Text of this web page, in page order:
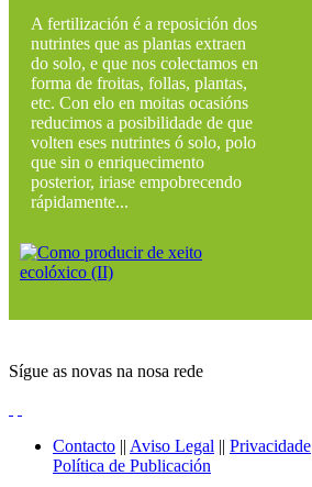
A fertilización é a reposición dos
nutrintes que as plantas extraen
do solo, e que nos colectamos en
forma de froitas, follas, plantas,
etc. Con elo en moitas ocasións
reducimos a posibilidade de que
volten eses nutrintes ó solo, polo
que sin o enriquecimento
posterior, iriase empobrecendo
rápidamente...
Sígue as novas na nosa rede
Contacto || Aviso Legal || Privacidade
Política de Publicación